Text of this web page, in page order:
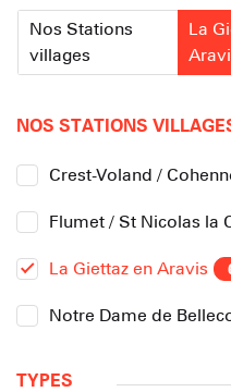
Nos Stations
villages
La
NOS STATIONS
Crest-Voland /
Flumet / St Nicolas la
La Giettaz en Aravis
Notre Dame de
TYPES